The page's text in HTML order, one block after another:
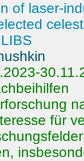
of laser-
für